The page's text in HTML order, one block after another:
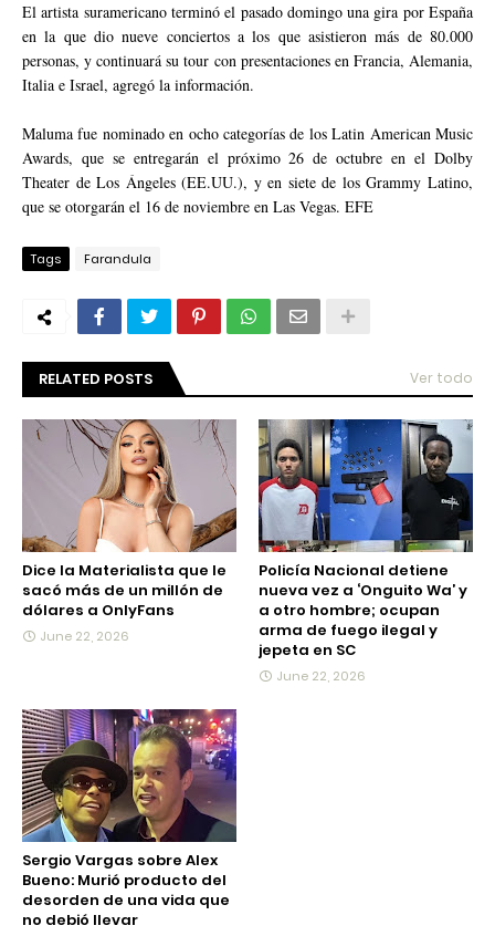
El artista suramericano terminó el pasado domingo una gira por España
en la que dio nueve conciertos a los que asistieron más de 80.000
personas, y continuará su tour con presentaciones en Francia, Alemania,
Italia e Israel, agregó la información.
Maluma fue nominado en ocho categorías de los Latin American Music
Awards, que se entregarán el próximo 26 de octubre en el Dolby
Theater de Los Ángeles (EE.UU.), y en siete de los Grammy Latino,
que se otorgarán el 16 de noviembre en Las Vegas. EFE
Tags Farandula
RELATED POSTS Ver todo
Dice la Materialista que le
sacó más de un millón de
dólares a OnlyFans
June 22, 2026
Policía Nacional detiene
nueva vez a ‘Onguito Wa’ y
a otro hombre; ocupan
arma de fuego ilegal y
jepeta en SC
June 22, 2026
Sergio Vargas sobre Alex
Bueno: Murió producto del
desorden de una vida que
no debió llevar